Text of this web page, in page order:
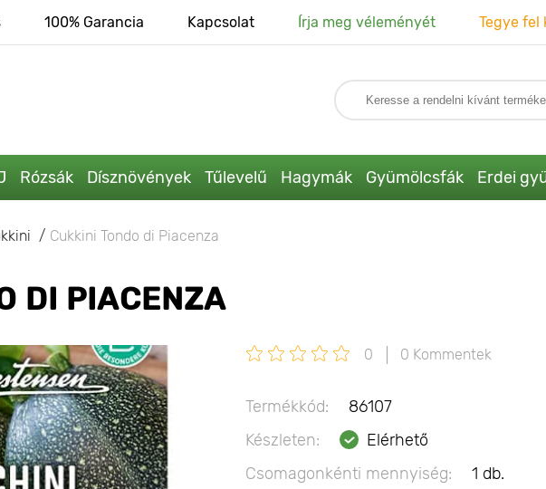
100% Garancia Kapcsolat Írja meg véleményét Tegye fel
Rózsák Dísznövények Tűlevelű Hagymák Gyümölcsfák Erdei
Cukkini Tondo di Piacenza
DI PIACENZA
0 0 Kommentek
Termékkód:
86107
Készleten:
Elérhető
Csomagonkénti mennyiség:
1 db.